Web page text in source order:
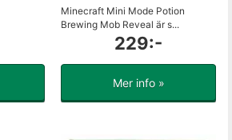
Minecraft Mini Mode Potion
Brewing Mob Reveal är s...
229:-
Mer info »